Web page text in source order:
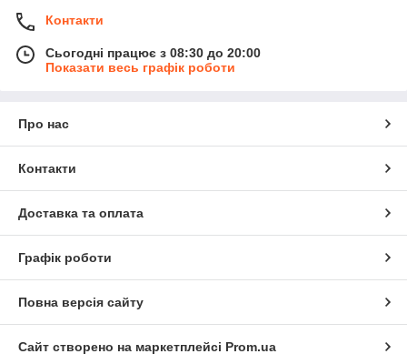
Контакти
Сьогодні працює з 08:30 до 20:00
Показати весь графік роботи
Про нас
Контакти
Доставка та оплата
Графік роботи
Повна версія сайту
Сайт створено на маркетплейсі Prom.ua